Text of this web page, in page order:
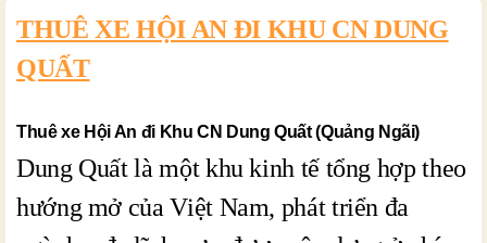
THUÊ XE HỘI AN ĐI KHU CN DUNG
QUẤT
Thuê xe Hội An đi Khu CN Dung Quất (Quảng Ngãi)
Dung Quất là một khu kinh tế tổng hợp theo
hướng mở của Việt Nam, phát triển đa